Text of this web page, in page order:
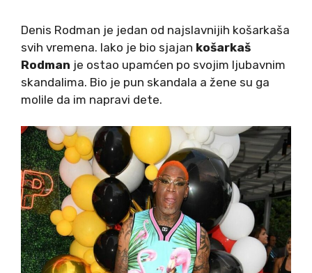
Denis Rodman je jedan od najslavnijih košarkaša
svih vremena. Iako je bio sjajan košarkaš
Rodman je ostao upamćen po svojim ljubavnim
skandalima. Bio je pun skandala a žene su ga
molile da im napravi dete.